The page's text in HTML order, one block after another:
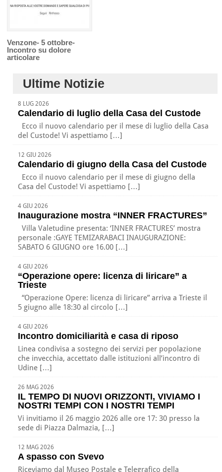
Venzone- 5 ottobre-
Incontro su dolore
articolare
Ultime Notizie
8 LUG 2026
Calendario di luglio della Casa del Custode
Ecco il nuovo calendario per il mese di luglio della Casa
del Custode! Vi aspettiamo […]
12 GIU 2026
Calendario di giugno della Casa del Custode
Ecco il nuovo calendario per il mese di giugno della
Casa del Custode! Vi aspettiamo […]
4 GIU 2026
Inaugurazione mostra “INNER FRACTURES”
Villa Valetudine presenta: ‘INNER FRACTURES’ mostra
personale :GAYE TEMIZARABACI INAUGURAZIONE:
SABATO 6 GIUGNO ore 16.00 […]
4 GIU 2026
“Operazione opere: licenza di liricare” a
Trieste
“Operazione Opere: licenza di liricare” arriva a Trieste il
5 giugno alle 18:30 al circolo […]
4 GIU 2026
Incontro domiciliarità e casa di riposo
Linea condivisa a sostegno dei servizi per popolazione
che invecchia, accettato dalle istituzioni all’incontro di
Udine […]
26 MAG 2026
IL TEMPO DI NUOVI ORIZZONTI, VIVIAMO I
NOSTRI TEMPI CON I NOSTRI TEMPI
Vi invitiamo il 26 maggio 2026 alle ore 17: 30 presso la
sede di Piazza Dalmazia, […]
12 MAG 2026
A spasso con Svevo
Riceviamo dal Museo Postale e Telegrafico della